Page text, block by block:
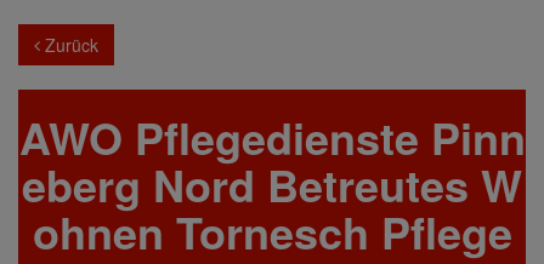
Zurück
AWO Pflegedienste Pinn
eberg Nord Betreutes W
ohnen Tornesch Pflege